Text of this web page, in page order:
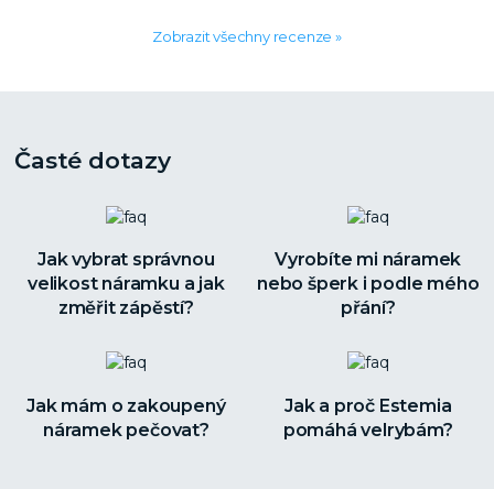
Zobrazit všechny recenze »
Časté dotazy
Jak vybrat správnou
velikost náramku a jak
změřit zápěstí?
Vyrobíte mi náramek
nebo šperk i podle mého
přání?
Jak mám o zakoupený
náramek pečovat?
Jak a proč Estemia
pomáhá velrybám?